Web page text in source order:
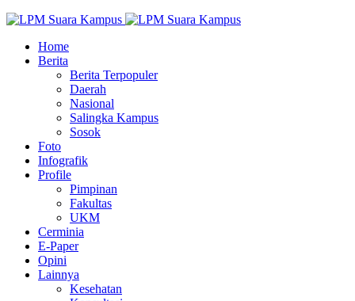
Home
Berita
Berita Terpopuler
Daerah
Nasional
Salingka Kampus
Sosok
Foto
Infografik
Profile
Pimpinan
Fakultas
UKM
Cerminia
E-Paper
Opini
Lainnya
Kesehatan